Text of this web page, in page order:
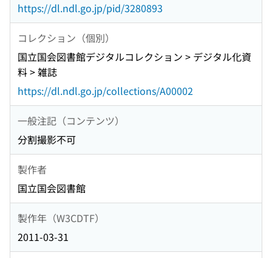
https://dl.ndl.go.jp/pid/3280893
コレクション（個別）
国立国会図書館デジタルコレクション > デジタル化資
料 > 雑誌
https://dl.ndl.go.jp/collections/A00002
一般注記（コンテンツ）
分割撮影不可
製作者
国立国会図書館
製作年（W3CDTF）
2011-03-31